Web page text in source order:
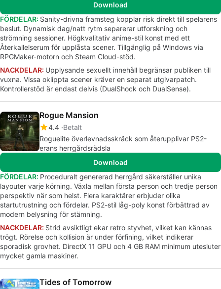
Download
FÖRDELAR: Sanity-drivna framsteg kopplar risk direkt till spelarens
beslut. Dynamisk dag/natt rytm separerar utforskning och
strömning sessioner. Högkvalitativ anime-stil konst med ett
Återkallelserum för upplåsta scener. Tillgänglig på Windows via
RPGMaker-motorn och Steam Cloud-stöd.
NACKDELAR: Upplysande sexuellt innehåll begränsar publiken till
vuxna. Vissa oklippta scener kräver en separat utgivarpatch.
Kontrollerstöd är endast delvis (DualShock och DualSense).
Rogue Mansion
4.4 Betalt
Roguelite överlevnadsskräck som återupplivar PS2-
erans herrgårdsrädsla
Download
FÖRDELAR: Proceduralt genererad herrgård säkerställer unika
layouter varje körning. Växla mellan första person och tredje person
perspektiv när som helst. Flera karaktärer erbjuder olika
startutrustning och fördelar. PS2-stil låg-poly konst förbättrad av
modern belysning för stämning.
NACKDELAR: Strid avsiktligt ekar retro styvhet, vilket kan kännas
trögt. Rörelse och kollision är under förfining, vilket indikerar
sporadisk grovhet. DirectX 11 GPU och 4 GB RAM minimum utesluter
mycket gamla maskiner.
Tides of Tomorrow